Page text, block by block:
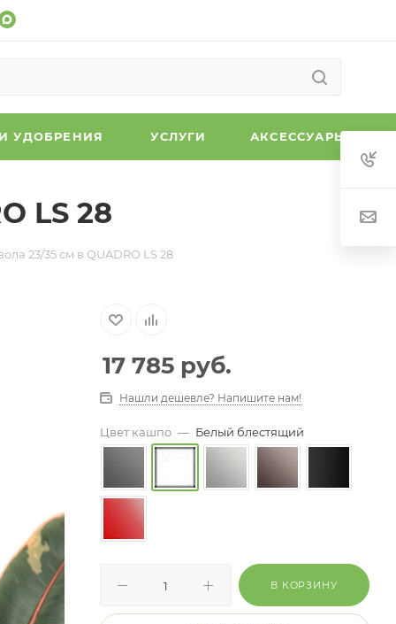
УДОБРЕНИЯ УСЛУГИ АКСЕССУАРЫ
LS 28
23/35 см в QUADRO LS 28
17 785 руб.
Нашли дешевле? Напишите нам!
Цвет кашпо — Белый блестящий
В КОРЗИНУ